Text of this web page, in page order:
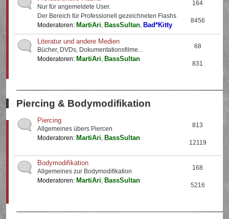
Nur für angemeldete User.
Der Bereich für Professionell gezeichneten Flashs
Moderatoren: MartiAri, BassSultan, Bad*Kitty
164
8456
Literatur und andere Medien
Bücher, DVDs, Dokumentationsfilme...
Moderatoren: MartiAri, BassSultan
68
831
Piercing & Bodymodifikation
Piercing
Allgemeines übers Piercen
Moderatoren: MartiAri, BassSultan
813
12119
Bodymodifikation
Allgemeines zur Bodymodifikation
Moderatoren: MartiAri, BassSultan
168
5216